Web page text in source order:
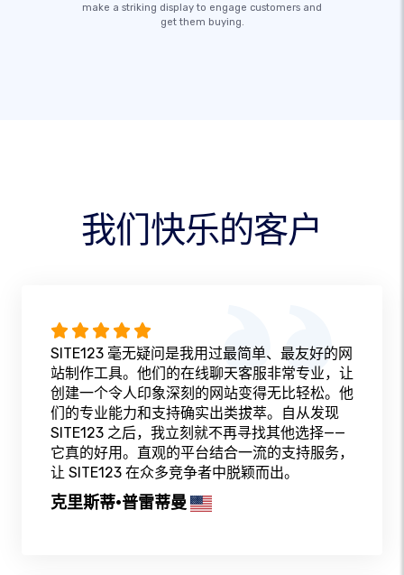
make a striking display to engage customers and
get them buying.
我们快乐的客户
SITE123 毫无疑问是我用过最简单、最友好的网
站制作工具。他们的在线聊天客服非常专业，让
创建一个令人印象深刻的网站变得无比轻松。他
们的专业能力和支持确实出类拔萃。自从发现
SITE123 之后，我立刻就不再寻找其他选择——
它真的好用。直观的平台结合一流的支持服务，
让 SITE123 在众多竞争者中脱颖而出。
克里斯蒂·普雷蒂曼